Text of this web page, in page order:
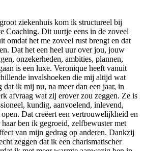
ziekenhuis kom ik structureel bij
Coaching. Dit uurtje eens in de zoveel
omdat het me zoveel rust brengt en dat
Dat het een heel uur over jou, jouw
onzekerheden, ambities, plannen,
is een luxe. Veronique heeft vanuit
invalshoeken die mij altijd wat
ik mij nu, na meer dan een jaar, in
afvraag wat zij erover zou zeggen. Ze is
kundig, aanvoelend, inlevend,
Dat creëert een vertrouwelijkheid en
ben ik gegroeid, zelfbewuster met
van mijn gedrag op anderen. Dankzij
zeggen dat ik een charismatischer